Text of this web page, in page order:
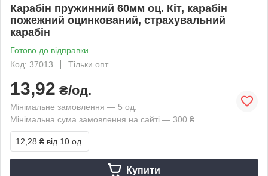
Карабін пружинний 60мм оц. Кіт, карабін
пожежний оцинкований, страхувальний
карабін
Готово до відправки
Код: 37013
Тільки опт
13,92 ₴/од.
Мінімальне замовлення — 5 од.
Мінімальна сума замовлення на сайті — 300 ₴
12,28 ₴ від 10 од.
Купити